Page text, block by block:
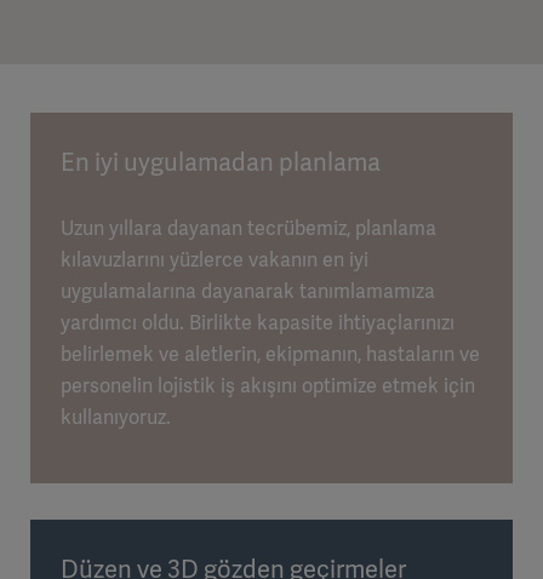
En iyi uygulamadan planlama
Uzun yıllara dayanan tecrübemiz, planlama
kılavuzlarını yüzlerce vakanın en iyi
uygulamalarına dayanarak tanımlamamıza
yardımcı oldu. Birlikte kapasite ihtiyaçlarınızı
belirlemek ve aletlerin, ekipmanın, hastaların ve
personelin lojistik iş akışını optimize etmek için
kullanıyoruz.
Düzen ve 3D gözden geçirmeler